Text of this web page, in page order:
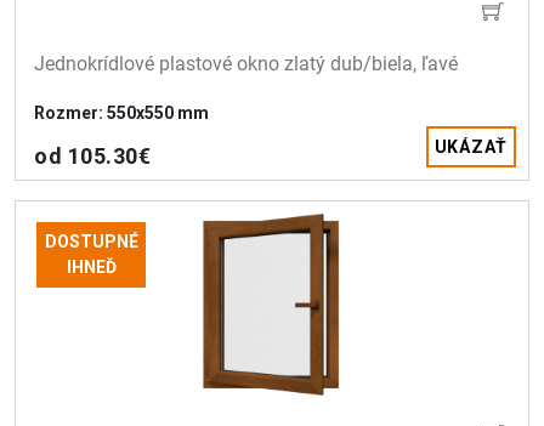
Jednokrídlové plastové okno zlatý dub/biela, ľavé
Rozmer: 550x550 mm
od 105.30€ UKÁZAŤ
DOSTUPNÉ
IHNEĎ